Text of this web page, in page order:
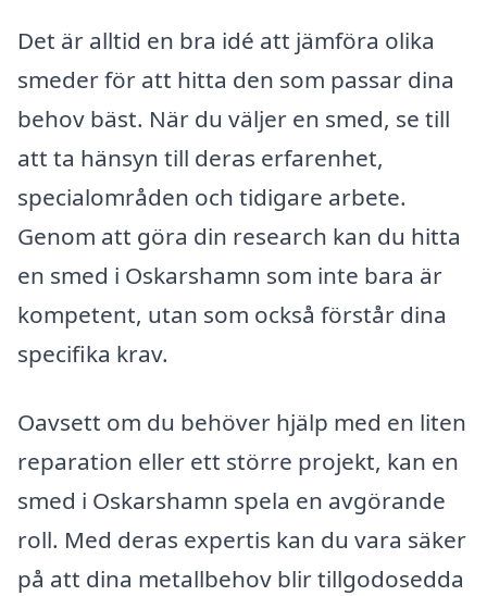
Det är alltid en bra idé att jämföra olika
smeder för att hitta den som passar dina
behov bäst. När du väljer en smed, se till
att ta hänsyn till deras erfarenhet,
specialområden och tidigare arbete.
Genom att göra din research kan du hitta
en smed i Oskarshamn som inte bara är
kompetent, utan som också förstår dina
specifika krav.
Oavsett om du behöver hjälp med en liten
reparation eller ett större projekt, kan en
smed i Oskarshamn spela en avgörande
roll. Med deras expertis kan du vara säker
på att dina metallbehov blir tillgodosedda